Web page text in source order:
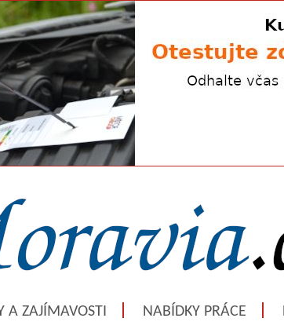
A ZAJÍMAVOSTI NABÍDKY PRÁCE